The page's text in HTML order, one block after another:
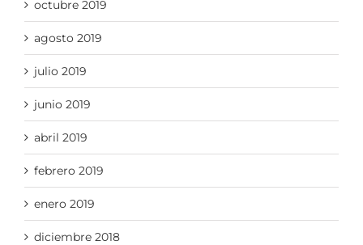
octubre 2019
agosto 2019
julio 2019
junio 2019
abril 2019
febrero 2019
enero 2019
diciembre 2018